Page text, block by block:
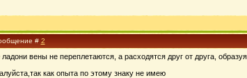
# 2
вены не переплетаются, а расходятся друг от друга,
как опыта по этому знаку не имею